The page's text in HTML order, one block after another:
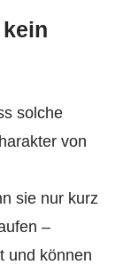
solche
von
sie nur kurz
–
und können